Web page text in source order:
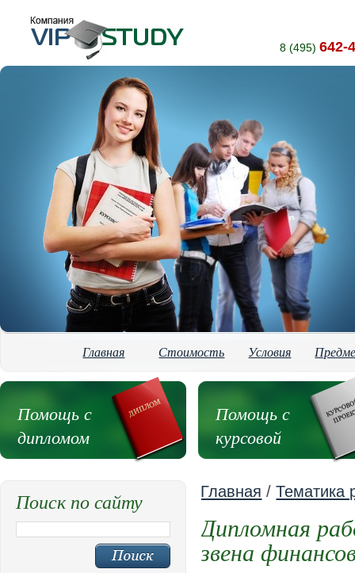
8 (495) 642-
Главная Стоимость Условия
Помощь с
дипломом
Помощь с
курсовой
Главная /Тематика
Дипломная
звена
Поиск по сайту